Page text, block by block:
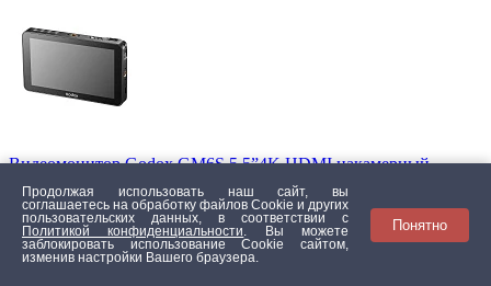
Видеомонитор Godox GM6S 5.5”4K HDMI накамерный
26 890 Р 24 201 Р
Продолжая использовать наш сайт, вы
соглашаетесь на обработку файлов Сookie и других
пользовательских данных, в соответствии с
Политикой конфиденциальности
. Вы можете
заблокировать использование Cookie сайтом,
изменив настройки Вашего браузера.
Понятно